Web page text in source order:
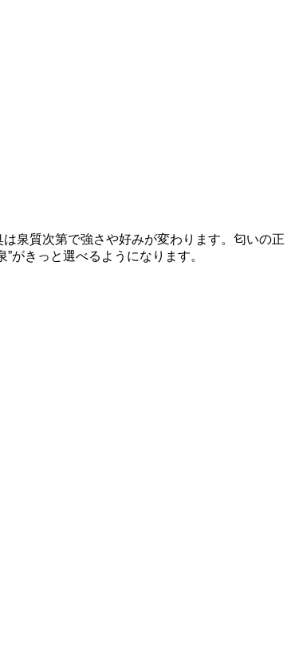
泉質次第で強さや好みが変わります。匂いの正
がきっと選べるようになります。